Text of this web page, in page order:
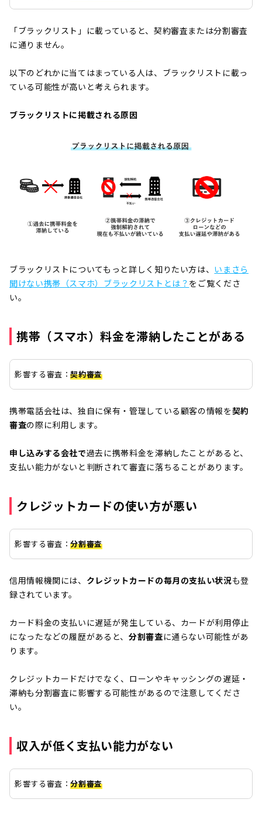
「ブラックリスト」に載っていると、契約審査または分割審査
に通りません。
以下のどれかに当てはまっている人は、ブラックリストに載っ
ている可能性が高いと考えられます。
ブラックリストに掲載される原因
ブラックリストについてもっと詳しく知りたい方は、 いまさら
聞けない携帯（スマホ）ブラックリストとは？ をご覧くださ
い。
携帯（スマホ）料金を滞納したことがある
影響する審査：契約審査
携帯電話会社は、独自に保有・管理している顧客の情報を契約
審査の際に利用します。
申し込みする会社で過去に携帯料金を滞納したことがあると、
支払い能力がないと判断されて審査に落ちることがあります。
クレジットカードの使い方が悪い
影響する審査：分割審査
信用情報機関には、 クレジットカードの毎月の支払い状況も登
録されています。
カード料金の支払いに遅延が発生している、カードが利用停止
になったなどの履歴があると、 分割審査に通らない可能性があ
ります。
クレジットカードだけでなく、ローンやキャッシングの遅延・
滞納も分割審査に影響する可能性があるので注意してくださ
い。
収入が低く支払い能力がない
影響する審査：分割審査